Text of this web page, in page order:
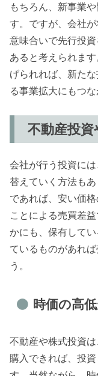
もちろん、新事業
す。ですが、会社
意味合いで先行投
あると考えられま
げられれば、新た
る事業拡大にもつな
不動産投
会社が行う投資に
替えていく方法も
であれば、安い価
ことによる売買差
かにも、保有して
ているものがあれ
う。
時価の高
不動産や株式投資
購入できれば、投